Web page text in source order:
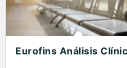
Eurofins Análisis